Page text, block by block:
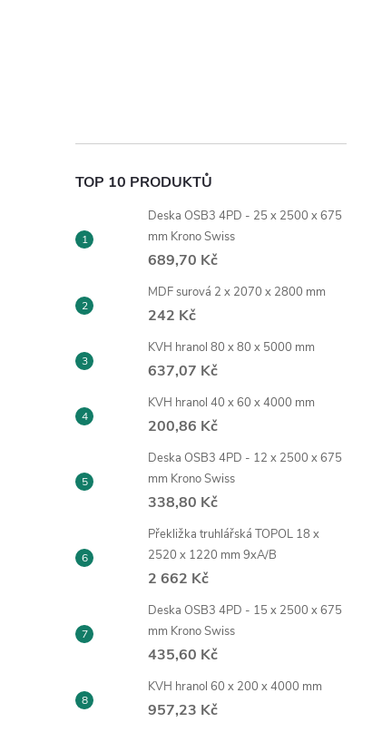
TOP 10 PRODUKTŮ
Deska OSB3 4PD - 25 x 2500 x 675
mm Krono Swiss
689,70 Kč
MDF surová 2 x 2070 x 2800 mm
242 Kč
KVH hranol 80 x 80 x 5000 mm
637,07 Kč
KVH hranol 40 x 60 x 4000 mm
200,86 Kč
Deska OSB3 4PD - 12 x 2500 x 675
mm Krono Swiss
338,80 Kč
Překližka truhlářská TOPOL 18 x
2520 x 1220 mm 9xA/B
2 662 Kč
Deska OSB3 4PD - 15 x 2500 x 675
mm Krono Swiss
435,60 Kč
KVH hranol 60 x 200 x 4000 mm
957,23 Kč